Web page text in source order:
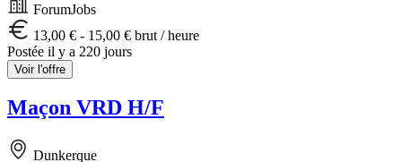
ForumJobs
13,00 € - 15,00 € brut / heure
Postée il y a 220 jours
Voir l'offre
Maçon VRD H/F
Dunkerque